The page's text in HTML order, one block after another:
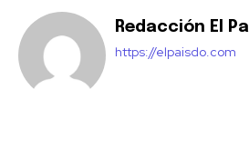
Redacción El
https://elpaisdo.com